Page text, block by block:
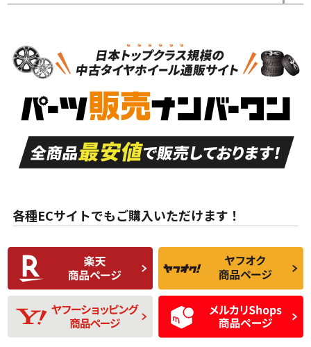
S
品）
S
新車外し品（新古
付き
A
走行距離も少なく、
目立つ傷もほとんど
ない中古品
A
走行距離も少なく、
非常に状態の良い中
古品
な中古品
んどない中古品
C
比較的きれいな中古
品
C
られるが、使用に問
題のない中古品
D
使用感や目立つ傷が
あり、一般的な中古
品
D
残り溝も少なく、偏
磨耗がみられ、短期
間使用できるくらい
の中古品
タイヤのみ
各種ECサイトでもご購入いただけます！